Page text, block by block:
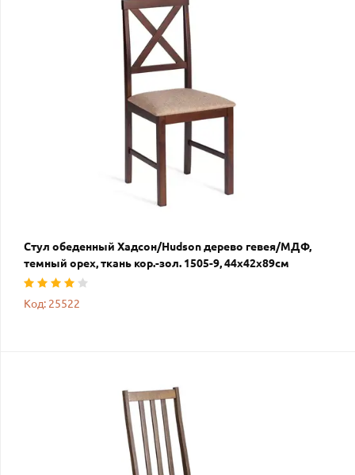
Стул обеденный Хадсон/Hudson дерево гевея/МДФ,
темный орех, ткань кор.-зол. 1505-9, 44х42х89см
Код: 25522